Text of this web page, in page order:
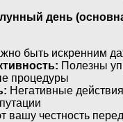
день
быть искренним
Полезны
процедуры
Негативные
вашу честность